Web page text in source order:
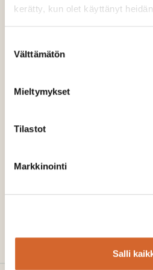
kerätty, kun olet käyttänyt
valinta
Välttämätön
Mieltymykset
Tilastot
Markkinointi
Salli
Maatalousmyynti: Etelä-